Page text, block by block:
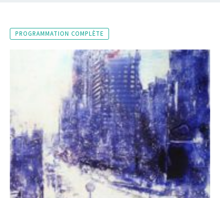
PROGRAMMATION COMPLÈTE